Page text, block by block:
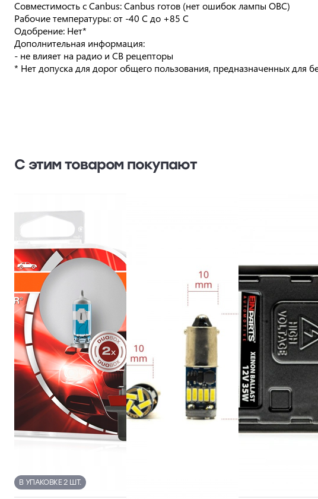
Совместимость с Canbus: Canbus готов (нет ошибок лампы OBC)
Рабочие температуры: от -40 C до +85 C
Одобрение: Нет*
Дополнительная информация:
- не влияет на радио и CB рецепторы
* Нет допуска для дорог общего пользования, предназначенных для
С этим товаром покупают
В УПАКОВКЕ 2 ШТ.